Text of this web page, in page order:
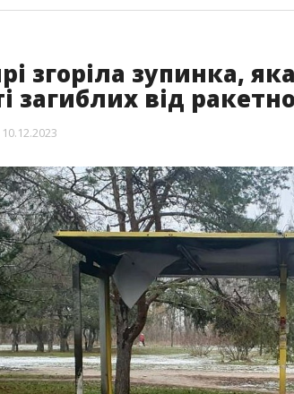
згоріла зупинка,
загиблих від
10.12.2023